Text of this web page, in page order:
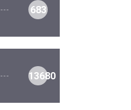
683
13680